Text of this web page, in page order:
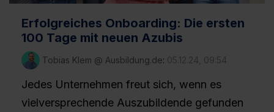
Erfolgreiches Onboarding: Die ersten
100 Tage mit neuen Azubis
Tobias Klem @ Ausbildung.de: 05.12.24, 09:54
Jedes Unternehmen freut sich, wenn es
vielversprechende Auszubildende gefunden